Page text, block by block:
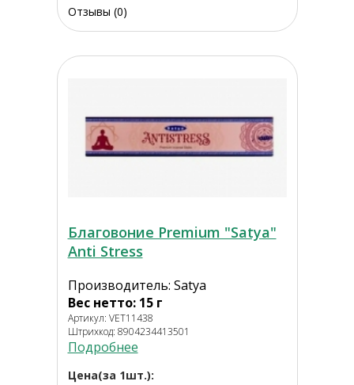
Отзывы (0)
Благовоние Premium "Satya"
Anti Stress
Производитель: Satya
Вес нетто: 15 г
Артикул: VET11438
Штрихкод: 8904234413501
Подробнее
Цена(за 1шт.):